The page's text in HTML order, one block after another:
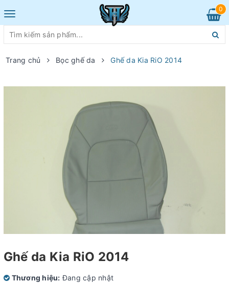
Toggle
navigation
0
Trang chủ Bọc ghế da Ghế da Kia RiO 2014
Ghế da Kia RiO 2014
Thương hiệu: Đang cập nhật